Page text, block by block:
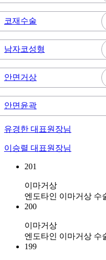
코재수술
남자코성형
안면거상
안면윤곽
유경한 대표원장님
이승렬 대표원장님
201
이마거상
엔도타인 이마거상 수
200
이마거상
엔도타인 이마거상 수
199